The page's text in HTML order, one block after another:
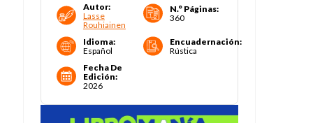
Autor:
Lasse
Rouhiainen
N.° Páginas:
360
Idioma:
Español
Encuadernación:
Rústica
Fecha De
Edición:
2026